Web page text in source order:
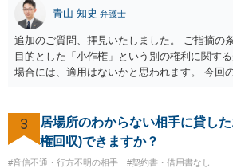
青山 知史 弁護士
追加のご質問、拝見いたしました。 ご指摘の
目的とした「小作権」という別の権利に関す
場合には、適用はないかと思われます。 今回
なりますが、複数の先生方も述べておられる
められる事案と比べても、今回は賃料未払の
記載の事情だけを踏まえれば、解除に基づく
みはある事案かと思われます。
3
居場所のわからない相手に貸し
権回収)できますか？
#音信不通・行方不明の相手
#契約書・借用書なし